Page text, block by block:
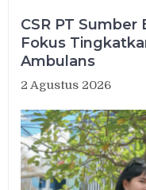
CSR PT Sumber
Fokus
Ambulans
2 Agustus 2026